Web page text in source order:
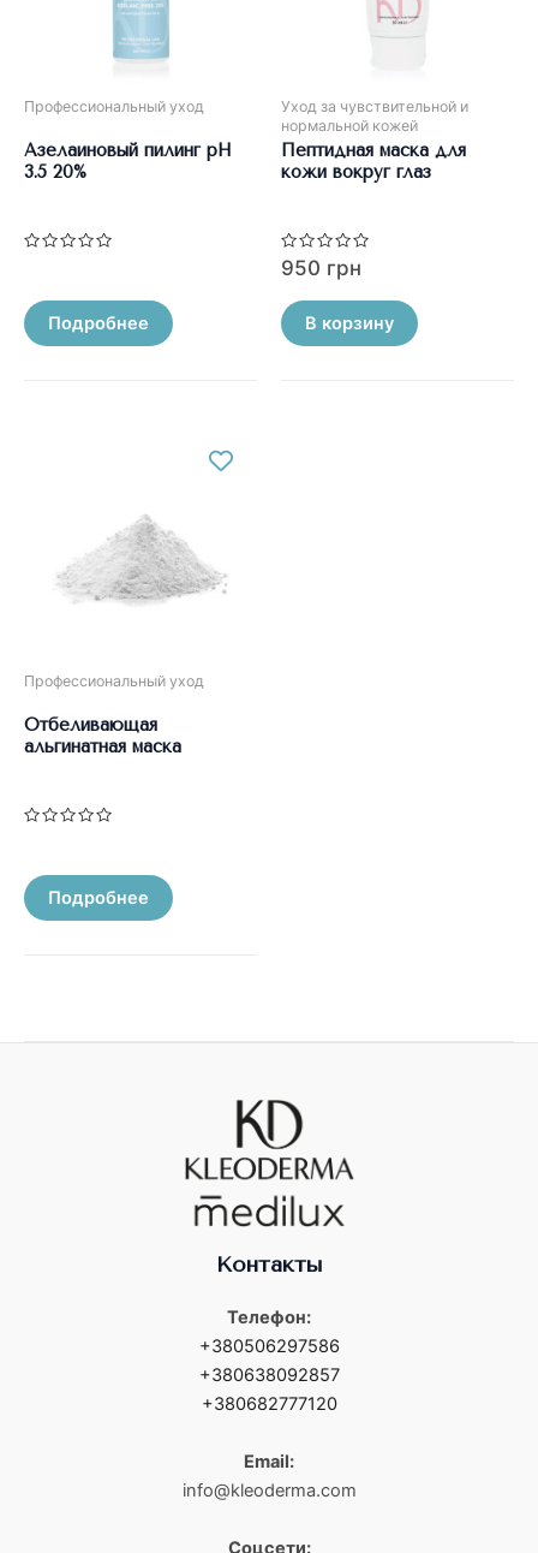
Профессиональный уход
Азелаиновый пилинг pH
3.5 20%
5
Подробнее
Уход за чувствительной и
нормальной кожей
Пептидная маска для
кожи вокруг глаз
Оценка
0
5
950 грн
В корзину
Профессиональный уход
Отбеливающая
альгинатная маска
5
Подробнее
Контакты
Телефон:
+380506297586
+380638092857
+380682777120
Email:
info@kleoderma.com